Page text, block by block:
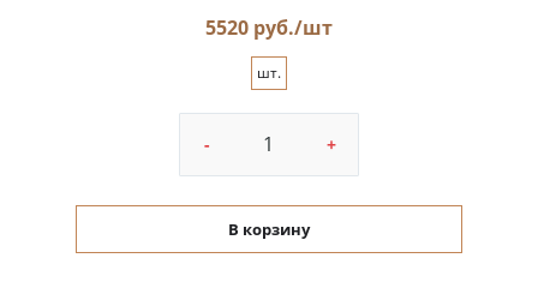
5520 руб./шт
шт.
- +
В корзину